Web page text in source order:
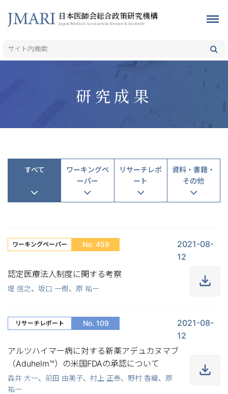
日本医師会総合政策研究機構
Japan Medical Association Research Institute
研究成果
すべて
ワーキングペ
ーパー
リサーチレポ
ート
資料・書籍・
その他
ワーキングペーパー No. 459
2021-08-
12
認定医療法人制度に関する考察
堤 信之、 坂口 一樹、 原 祐一
リサーチレポート No. 109
2021-08-
12
アルツハイマー病に対する新薬アデュカヌマブ
（Aduhelm™）の米国FDAの承認について
森井 大一、 前田 由美子、 村上 正泰、 野村 香織、 原
祐一